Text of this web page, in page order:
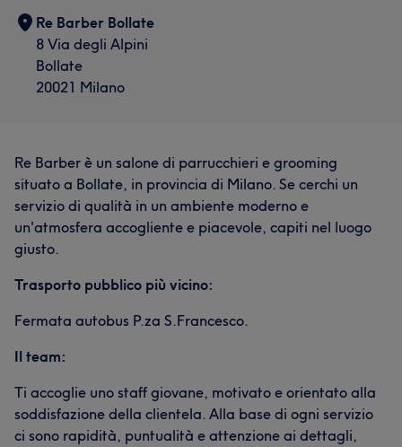
Re Barber Bollate
8 Via degli Alpini
Bollate
20021 Milano
Re Barber è un salone di parrucchieri e grooming
situato a Bollate, in provincia di Milano. Se cerchi un
servizio di qualità in un ambiente moderno e
un'atmosfera accogliente e piacevole, capiti nel luogo
giusto.
Trasporto pubblico più vicino:
Fermata autobus P.za S.Francesco.
Il team:
Ti accoglie uno staff giovane, motivato e orientato alla
soddisfazione della clientela. Alla base di ogni servizio
ci sono rapidità, puntualità e attenzione ai dettagli,